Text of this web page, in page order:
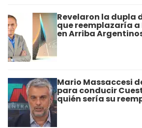
Revelaron la dupla
que reemplazaría a
en Arriba
Mario Massaccesi
para conducir
quién sería su